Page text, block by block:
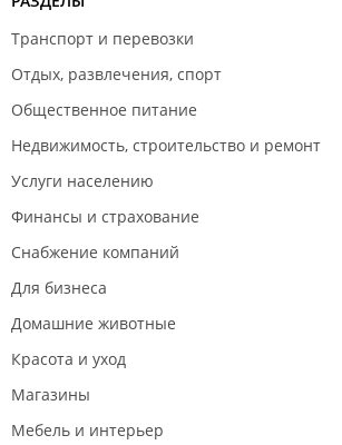
Транспорт и перевозки
Отдых, развлечения, спорт
Общественное питание
Недвижимость, строительство и ремонт
Услуги населению
Финансы и страхование
Снабжение компаний
Для бизнеса
Домашние животные
Красота и уход
Магазины
Мебель и интерьер